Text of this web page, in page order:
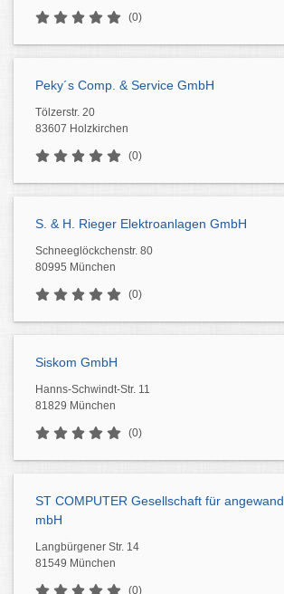
(0)
Peky´s Comp. & Service GmbH
Tölzerstr. 20
83607 Holzkirchen
(0)
S. & H. Rieger Elektroanlagen GmbH
Schneeglöckchenstr. 80
80995 München
(0)
Siskom GmbH
Hanns-Schwindt-Str. 11
81829 München
(0)
ST COMPUTER Gesellschaft für
mbH
Langbürgener Str. 14
81549 München
(0)